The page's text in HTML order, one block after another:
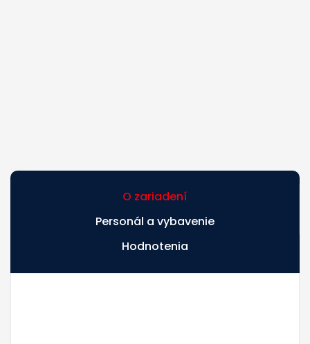
O zariadení
Personál a vybavenie
Hodnotenia